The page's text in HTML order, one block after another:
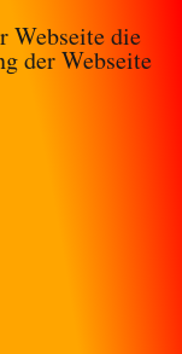
Webseite die
der Webseite